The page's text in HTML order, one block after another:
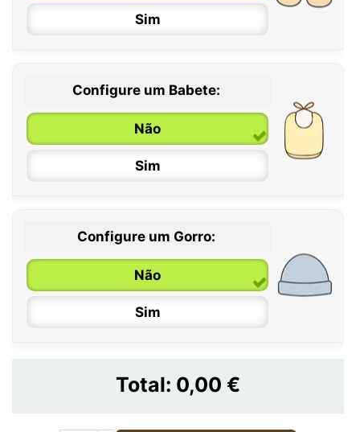
12 / 18 meses
Sim
Configure um Babete:
Não
Sim
Configure um Gorro:
Não
Sim
Total: 0,00 €